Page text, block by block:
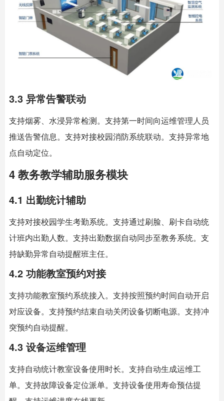
3.3 异常告警联动
支持烟雾、水浸异常检测。支持第一时间向运维管理人员
推送告警信息。支持对接校园消防系统联动。支持异常地
点自动定位。
4 教务教学辅助服务模块
4.1 出勤统计辅助
支持对接校园学生考勤系统。支持通过刷脸、刷卡自动统
计班内出勤人数。支持出勤数据自动同步至教务系统。支
持缺勤异常自动提醒班主任。
4.2 功能教室预约对接
支持功能教室预约系统接入。支持按照预约时间自动开启
对应设备。支持预约结束自动关闭设备切断电源。支持冲
突预约自动提醒。
4.3 设备运维管理
支持自动统计教室设备使用时长。支持自动生成运维工
单。支持故障设备定位派单。支持设备使用寿命预估提